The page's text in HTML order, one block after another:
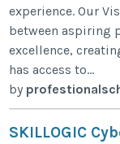
experience. Our
between aspiring
excellence,
has access to...
by
SKILLOGIC